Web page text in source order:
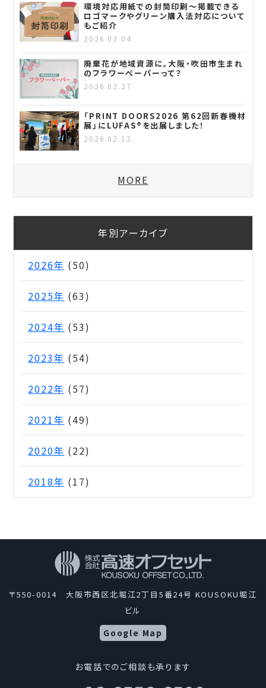
環境対応用紙での封筒印刷～掲載できる
ロゴマークやグリーン購入法対応について
もご紹介
2026.03.04
廃棄花が地域資源に。大阪・吹田市生まれ
のフラワーペーパーって？
2026.02.27
「PRINT DOORS2026 第62回新春機材
展」にLUFAS®を出展しました！
2026.02.12
MORE
年別アーカイブ
2026年 (50)
2025年 (63)
2024年 (53)
2023年 (54)
2022年 (57)
2021年 (49)
2020年 (22)
2018年 (17)
〒550-0014 大阪市西区北堀江2丁目5番24号 KOUSOKU堀江
ビル
Google Map
お電話でのご相談も承ります